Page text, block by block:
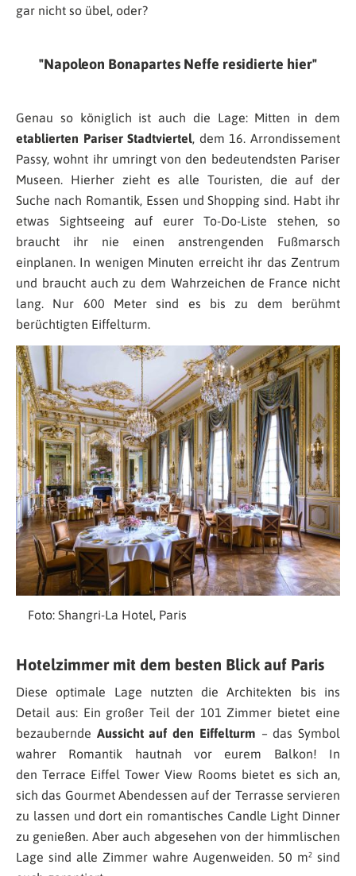
gar nicht so übel, oder?
Napoleon Bonapartes Neffe residierte hier
Genau so königlich ist auch die Lage: Mitten in dem
etablierten Pariser Stadtviertel, dem 16. Arrondissement
Passy, wohnt ihr umringt von den bedeutendsten Pariser
Museen. Hierher zieht es alle Touristen, die auf der
Suche nach Romantik, Essen und Shopping sind. Habt ihr
etwas Sightseeing auf eurer To-Do-Liste stehen, so
braucht ihr nie einen anstrengenden Fußmarsch
einplanen. In wenigen Minuten erreicht ihr das Zentrum
und braucht auch zu dem Wahrzeichen de France nicht
lang. Nur 600 Meter sind es bis zu dem berühmt
berüchtigten Eiffelturm.
Foto: Shangri-La Hotel, Paris
Hotelzimmer mit dem besten Blick auf Paris
Diese optimale Lage nutzten die Architekten bis ins
Detail aus: Ein großer Teil der 101 Zimmer bietet eine
bezaubernde Aussicht auf den Eiffelturm – das Symbol
wahrer Romantik hautnah vor eurem Balkon! In
den Terrace Eiffel Tower View Rooms bietet es sich an,
sich das Gourmet Abendessen auf der Terrasse servieren
zu lassen und dort ein romantisches Candle Light Dinner
zu genießen. Aber auch abgesehen von der himmlischen
Lage sind alle Zimmer wahre Augenweiden. 50 m² sind